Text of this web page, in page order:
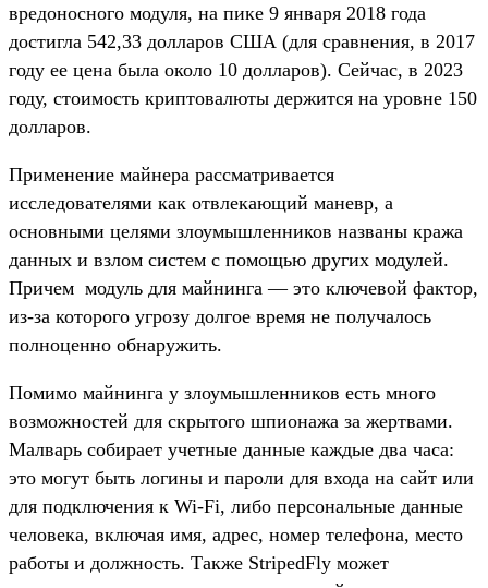
вредоносного модуля, на пике 9 января 2018 года
достигла 542,33 долларов США (для сравнения, в 2017
году ее цена была около 10 долларов). Сейчас, в 2023
году, стоимость криптовалюты держится на уровне 150
долларов.
Применение майнера рассматривается
исследователями как отвлекающий маневр, а
основными целями злоумышленников названы кража
данных и взлом систем с помощью других модулей.
Причем модуль для майнинга — это ключевой фактор,
из-за которого угрозу долгое время не получалось
полноценно обнаружить.
Помимо майнинга у злоумышленников есть много
возможностей для скрытого шпионажа за жертвами.
Малварь собирает учетные данные каждые два часа:
это могут быть логины и пароли для входа на сайт или
для подключения к Wi-Fi, либо персональные данные
человека, включая имя, адрес, номер телефона, место
работы и должность. Также StripedFly может